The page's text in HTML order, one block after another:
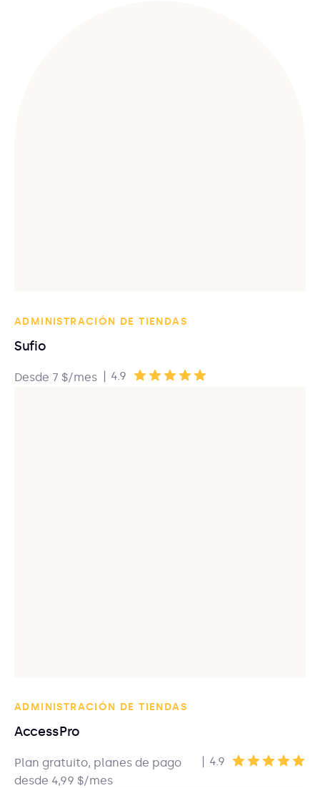
ADMINISTRACIÓN DE TIENDAS
Sufio
Desde 7 $/mes 4.9
ADMINISTRACIÓN DE TIENDAS
AccessPro
Plan gratuito, planes de pago
desde 4,99 $/mes
4.9